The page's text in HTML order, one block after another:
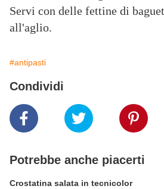
Servi con delle fettine di
all'aglio.
#antipasti
Condividi
Potrebbe anche piacerti
Crostatina salata in tecnicolor